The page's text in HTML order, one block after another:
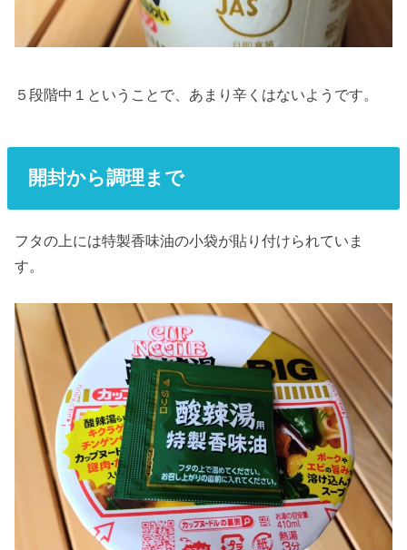
５段階中１ということで、あまり辛くはないようです。
開封から調理まで
フタの上には特製香味油の小袋が貼り付けられていま
す。